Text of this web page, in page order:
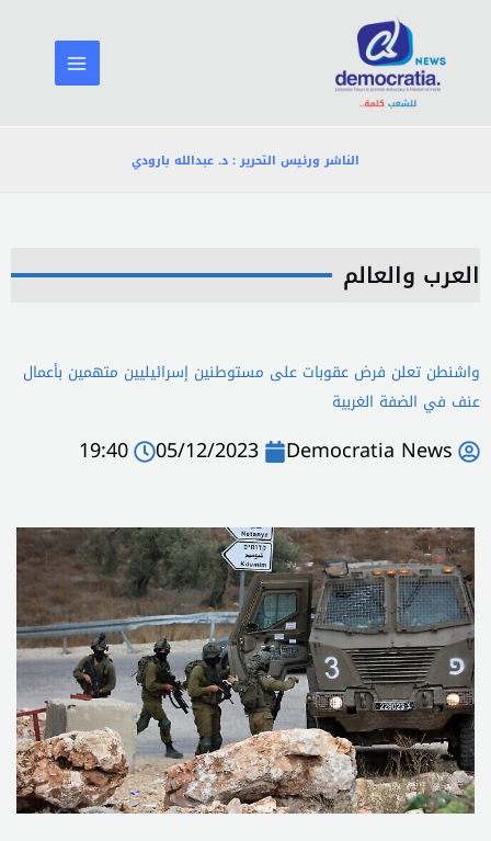
المحتوى
الناشر ورئيس التحرير : د. عبدالله بارودي
العرب والعالم
واشنطن تعلن فرض عقوبات على مستوطنين إسرائيليين متهمين بأعمال
عنف في الضفة الغربية
Democratia News
05/12/2023
19:40